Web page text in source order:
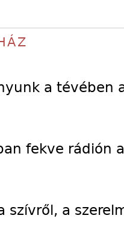
a tévében
fekve rádión
szívről, a